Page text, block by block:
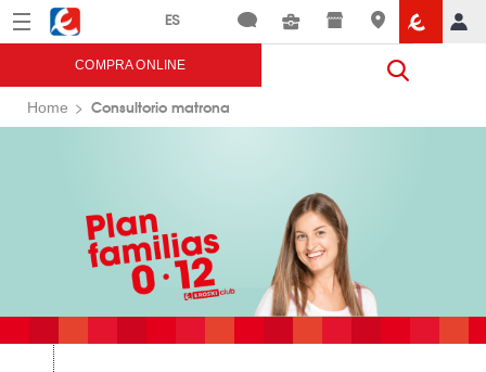
Menú Eroski
COMPRA ONLINE
Home Consultorio matrona